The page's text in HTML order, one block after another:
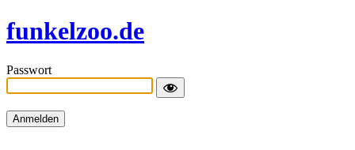
funkelzoo.de
Passwort